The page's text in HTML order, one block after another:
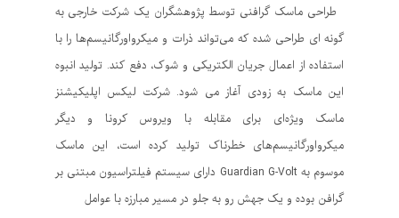
طراحی ماسک گرافنی توسط پژوهشگران یک شرکت خارجی به
گونه ای طراحی شده که می‌تواند ذرات و میکرواورگانیسم‌ها را با
استفاده از اعمال جریان الکتریکی و شوک، دفع کند. تولید انبوه
این ماسک به زودی آغاز می‌ شود. شرکت لیکس اپلیکیشنز
ماسک ویژه‌ای برای مقابله با ویروس کرونا و دیگر
میکرواورگانیسم‌های خطرناک تولید کرده است، این ماسک
موسوم به Guardian G-Volt دارای سیستم فیلتراسیون مبتنی بر
گرافن بوده و یک جهش رو به جلو در مسیر مبارزه با عوامل